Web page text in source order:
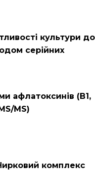
культури до
серійних
афлатоксинів (B1,
MS)
комплекс